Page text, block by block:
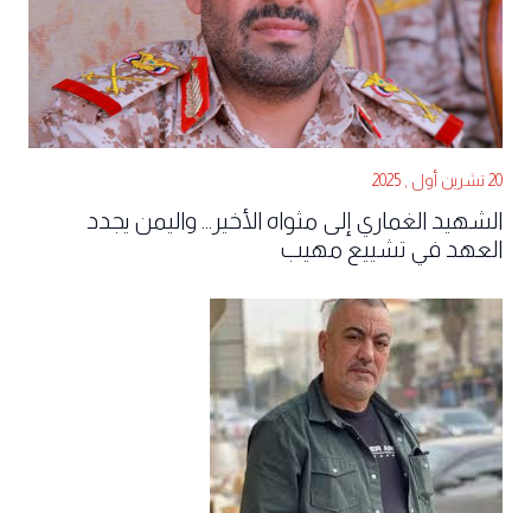
20 تشرين أول , 2025
الشهيد الغماري إلى مثواه الأخير... واليمن يجدد
العهد في تشييع مهيب